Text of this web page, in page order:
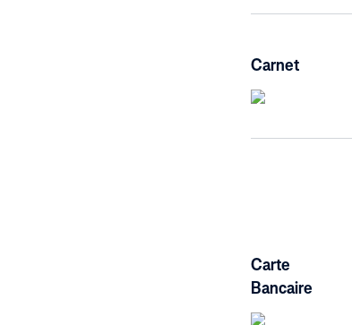
Carnet
Carte
Bancaire